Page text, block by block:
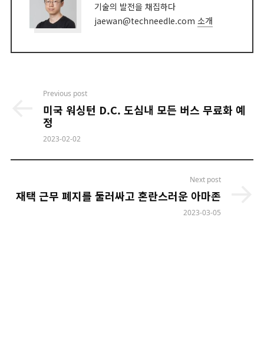
기술의 발전을 채집하다
jaewan@techneedle.com 소개
navigation
Previous post
미국 워싱턴 D.C. 도심내 모든 버스 무료화 예
정
2023-02-02
Next post
재택 근무 폐지를 둘러싸고 혼란스러운 아마존
2023-03-05